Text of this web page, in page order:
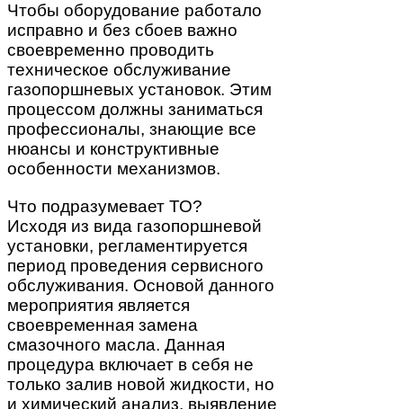
Чтобы оборудование работало
исправно и без сбоев важно
своевременно проводить
техническое обслуживание
газопоршневых установок. Этим
процессом должны заниматься
профессионалы, знающие все
нюансы и конструктивные
особенности механизмов.
Что подразумевает ТО?
Исходя из вида газопоршневой
установки, регламентируется
период проведения сервисного
обслуживания. Основой данного
мероприятия является
своевременная замена
смазочного масла. Данная
процедура включает в себя не
только залив новой жидкости, но
и химический анализ, выявление